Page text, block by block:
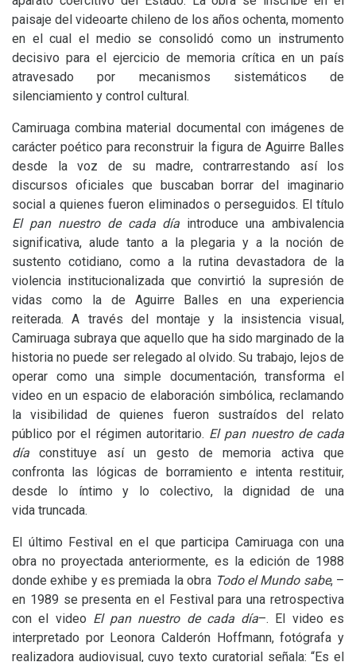
paisaje del videoarte chileno de los años ochenta, momento
en el cual el medio se consolidó como un instrumento
decisivo para el ejercicio de memoria crítica en un país
atravesado por mecanismos sistemáticos de
silenciamiento y control cultural.
Camiruaga combina material documental con imágenes de
carácter poético para reconstruir la figura de Aguirre Balles
desde la voz de su madre, contrarrestando así los
discursos oficiales que buscaban borrar del imaginario
social a quienes fueron eliminados o perseguidos. El título
El pan nuestro de cada día introduce una ambivalencia
significativa, alude tanto a la plegaria y a la noción de
sustento cotidiano, como a la rutina devastadora de la
violencia institucionalizada que convirtió la supresión de
vidas como la de Aguirre Balles en una experiencia
reiterada. A través del montaje y la insistencia visual,
Camiruaga subraya que aquello que ha sido marginado de la
historia no puede ser relegado al olvido. Su trabajo, lejos de
operar como una simple documentación, transforma el
video en un espacio de elaboración simbólica, reclamando
la visibilidad de quienes fueron sustraídos del relato
público por el régimen autoritario. El pan nuestro de cada
díaconstituye así un gesto de memoria activa que
confronta las lógicas de borramiento e intenta restituir,
desde lo íntimo y lo colectivo, la dignidad de una
vida truncada.
El último Festival en el que participa Camiruaga con una
obra no proyectada anteriormente, es la edición de 1988
donde exhibe y es premiada la obra Todo el Mundo sabe, –
en 1989 se presenta en el Festival para una retrospectiva
con el video El pan nuestro de cada día–. El video es
interpretado por Leonora Calderón Hoffmann, fotógrafa y
realizadora audiovisual, cuyo texto curatorial señala: “Es el